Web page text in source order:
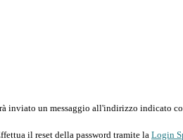
inviato un messaggio all'indirizzo indicato
il reset della password tramite la Login